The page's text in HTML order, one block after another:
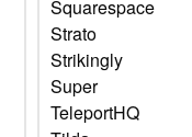
Squarespace
Strato
Strikingly
Super
TeleportHQ